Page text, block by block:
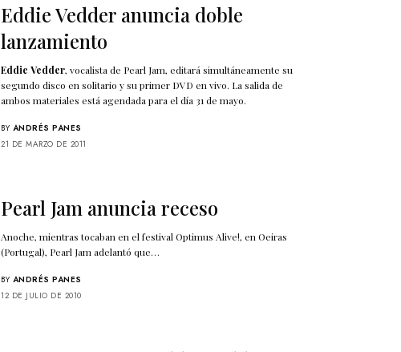
Eddie Vedder anuncia doble
lanzamiento
Eddie Vedder, vocalista de Pearl Jam, editará simultáneamente su
segundo disco en solitario y su primer DVD en vivo. La salida de
ambos materiales está agendada para el día 31 de mayo.
BY ANDRÉS PANES
21 DE MARZO DE 2011
Pearl Jam anuncia receso
Anoche, mientras tocaban en el festival Optimus Alive!, en Oeiras
(Portugal), Pearl Jam adelantó que…
BY ANDRÉS PANES
12 DE JULIO DE 2010